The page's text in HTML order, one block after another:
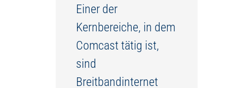
Einer der
Kernbereiche, in dem
Comcast tätig ist,
sind
Breitbandinternet